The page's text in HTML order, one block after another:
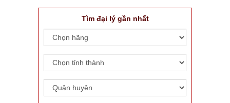
Tìm đại lý gần nhất